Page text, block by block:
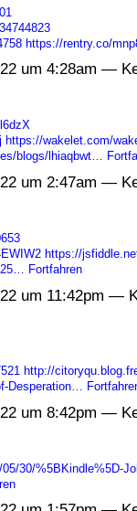
https://rentry.co/
um 4:28am —
https://wakelet.com/
blogs/lhiaqbwt…
um 2:47am —
https://
Fortfahren
um 11:42pm —
http://
Desperation…
um 8:42pm —
30/%5BKindle%5D-